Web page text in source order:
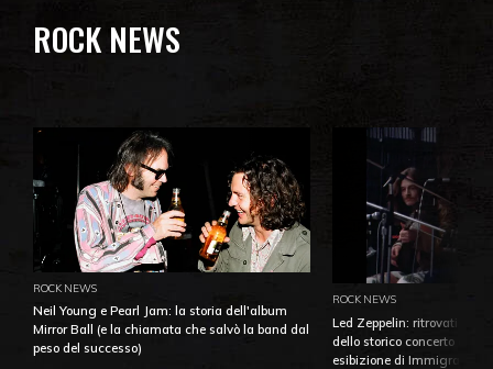
ROCK NEWS
ROCK NEWS
Neil Young e Pearl Jam: la storia dell'album
Mirror Ball (e la chiamata che salvò la band dal
peso del successo)
ROCK NEWS
Led Zeppelin: ritrovati e
dello storico concerto di
esibizione di Immigrant